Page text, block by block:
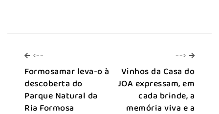
<--
Formosamar leva-o à
descoberta do
Parque Natural da
Ria Formosa
--> -->
Vinhos da Casa do
JOA expressam, em
cada brinde, a
memória viva e a